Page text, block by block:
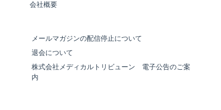
会社概要
メールマガジンの配信停止について
退会について
株式会社メディカルトリビューン 電子公告のご案
内